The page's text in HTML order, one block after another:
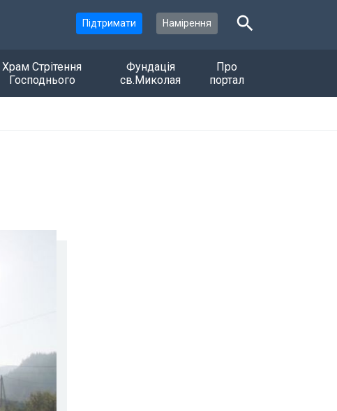
Підтримати Намірення
Храм Стрітення
Господнього
Фундація
св.Миколая
Про
портал